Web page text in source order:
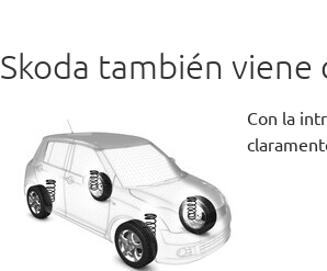
Skoda también
Con la